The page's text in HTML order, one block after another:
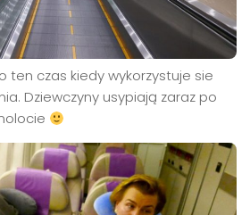
ten czas kiedy wykorzystuje sie
Dziewczyny usypiają zaraz po